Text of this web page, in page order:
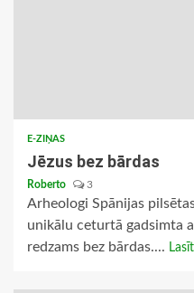
E-ZIŅAS
Jēzus bez bārdas
Roberto 3
Arheologi Spānijas
unikālu ceturtā gadsimta
redzams bez bārdas....